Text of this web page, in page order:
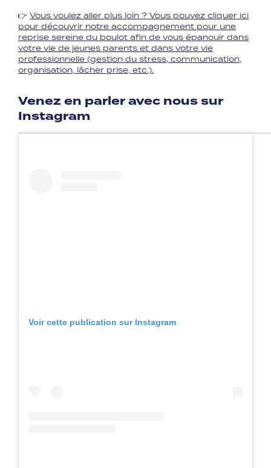
👉 Vous voulez aller plus loin ? Vous pouvez cliquer ici
pour découvrir notre accompagnement pour une
reprise sereine du boulot afin de vous épanouir dans
votre vie de jeunes parents et dans votre vie
professionnelle (gestion du stress, communication,
organisation, lâcher prise, etc.).
Venez en parler avec nous sur
Instagram
Voir cette publication sur Instagram